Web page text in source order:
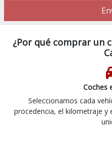
¿Por qué comprar un
Coches
Seleccionamos cada
procedencia, el kilometraje y